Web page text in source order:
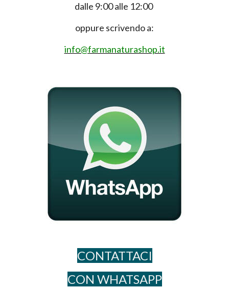
dalle 9:00 alle 12:00
oppure scrivendo a:
info@farmanaturashop.it
CONTATTACI
CON WHATSAPP